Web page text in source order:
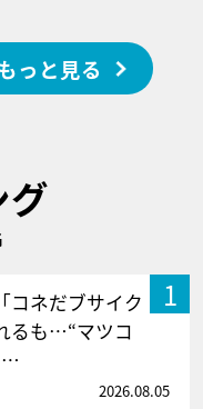
っと見る
グ
1
コネだブサイク
るも…“マツコ
…
2026.08.05